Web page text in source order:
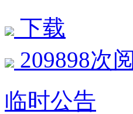
下载
209898次
临时公告